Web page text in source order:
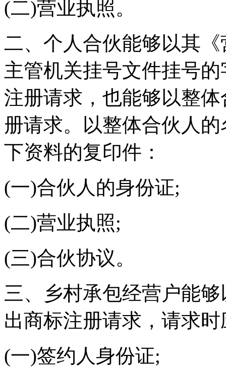
(二)营业执照。
二、个人合伙能够以其
主管机关挂号文件挂号
注册请求，也能够以整
册请求。以整体合伙人
下资料的复印件：
(一)合伙人的身份证;
(二)营业执照;
(三)合伙协议。
三、乡村承包经营户能
出商标注册请求，请求
(一)签约人身份证;